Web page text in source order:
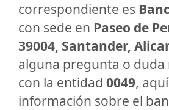
correspondiente es
con sede en Paseo de
39004, Santander,
alguna pregunta o duda
con la entidad 0049,
información sobre el